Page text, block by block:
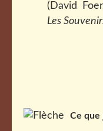
(David
Les
Ce que